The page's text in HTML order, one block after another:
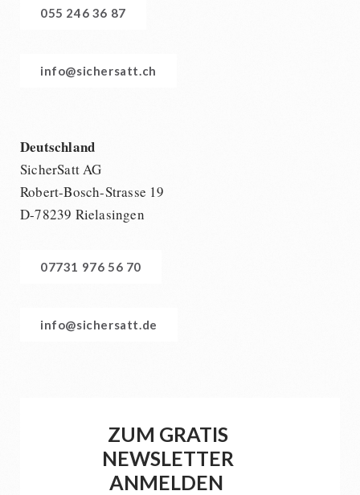
055 246 36 87
info@sichersatt.ch
Deutschland
SicherSatt AG
Robert-Bosch-Strasse 19
D-78239 Rielasingen
07731 976 56 70
info@sichersatt.de
ZUM GRATIS
NEWSLETTER
ANMELDEN